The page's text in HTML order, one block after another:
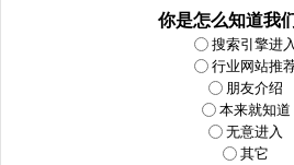
你是怎么知道我
搜索引擎进入
行业网站推
朋友介绍
本来就知道
无意进入
其它